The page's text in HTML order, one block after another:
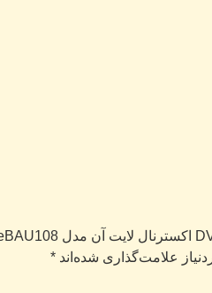
علامت‌گذاری شده‌اند *